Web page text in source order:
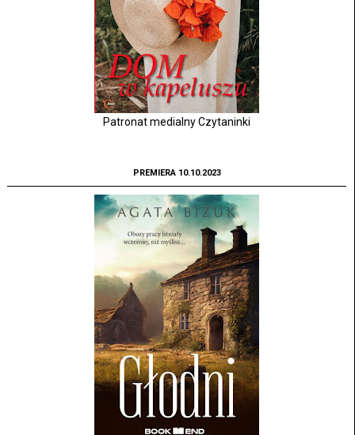
Patronat medialny Czytaninki
PREMIERA 10.10.2023